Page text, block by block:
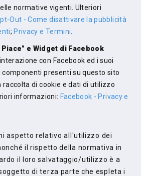
normative vigenti. Ulteriori
Out - Come disattivare la pubblicità
; Privacy e Termini
e Widget di Facebook
con Facebook ed i suoi
presenti su questo sito
raccolta di cookie e dati di utilizzo
informazioni: Facebook - Privacy e
aspetto relativo all'utilizzo dei
il rispetto della normativa in
il loro salvataggio/utilizzo è a
di terza parte che espleta i